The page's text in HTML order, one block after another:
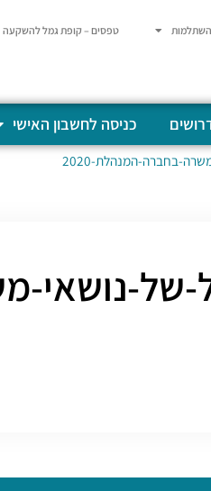
טפסים – קופת גמל להשקעה
כניסה לחשבון האישי
בחברה-המנהלת-2020
נושאי-